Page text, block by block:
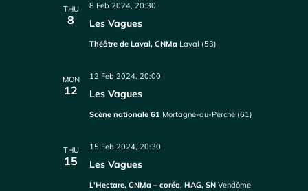
THU
8 Les Vagues
8 Feb 2024, 20:30
Théâtre de Laval, CNMa Laval (53)
MON
12 Les Vagues
12 Feb 2024, 20:00
Scène nationale 61 Mortagne-au-Perche (61)
THU
15 Les Vagues
15 Feb 2024, 20:30
L'Hectare, CNMa – coréa. HAG, SNVendôme